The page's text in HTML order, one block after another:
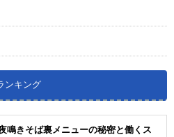
ンキング
鳴きそば裏メニューの秘密と働くス